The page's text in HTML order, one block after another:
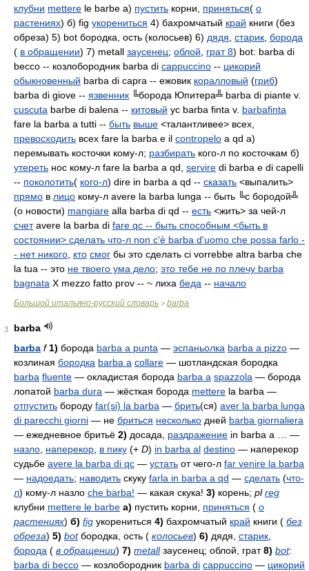
клубни mettere le barbe а) пустить корни, приняться( о
растениях) б) fig укорениться 4) бахромчатый край книги (без
обреза) 5) bot бородка, ость (колосьев) 6) дядя старик борода
( в обращении) 7) metall заусенец; облой грат 8) bot: barba di
becco -- козлобородник barba di cappuccino -- цикорий
обыкновенный barba di capra -- ежовик коралловый (гриб)
barba di giove -- язвенник ╚борода Юпитера╩ barba di piante v.
cuscuta barbe di balena -- китовый ус barba finta v. barbafinta
fare la barba a tutti -- быть выше <талантливее> всех,
превосходить всех fare la barba e il contropelo a qd а)
перемывать косточки кому-л; разбирать кого-л по косточкам б)
утереть нос кому-л fare la barba a qd, servire di barba e di capelli
-- поколотить( кого-л) dire in barba a qd -- сказать <выпалить>
прямо в лицо кому-л avere la barba lunga -- быть ╚с бородой╩
(о новости) mangiare alla barba di qd -- есть <жить> за чей-л
счетavere la barba di fare qc -- быть способным <быть в
состоянии> сделать что-л non c'è barba d'uomo che possa farlo -
- нет никого кто смог бы это сделать ci vorrebbe altra barba che
la tua -- это не твоего ума дело; это тебе не по плечу barba
bagnata Х mezzo fatto prov -- ~ лиха беда -- начало
Большой итальяно-русский словарь > barba
3
barba
barba f 1) борода barba a punta — эспаньолка barba a pizzo —
козлиная бородка barba a collare — шотландская бородка
barba fluente — окладистая борода barba a spazzola — борода
лопатой barba dura — жёсткая борода mettere la barba —
отпустить бороду far(si) la barba — брить(ся) aver la barba lunga
di parecchi giorni — не бриться несколько дней barba giornaliera
— ежедневное бритьё 2) досада, раздражение in barba a … —
назло наперекор в пику (+ D) in barba al destino — наперекор
судьбе avere la barba di qc — устать от чего-л far venire la barba
— надоедать; наводить скуку farla in barba a qd — сделать (что-
л) кому-л назло che barba! — какая скука! 3) корень; pl reg
клубни mettere le barbe а) пустить корни, приняться ( о
растениях) б) fig укорениться 4) бахромчатый край книги ( без
обреза) 5) bot бородка, ость ( колосьев) 6) дядя, старик
борода ( в обращении) 7) metall заусенец; облой, грат8) bot:
barba di becco — козлобородник barba di cappuccino — цикорий